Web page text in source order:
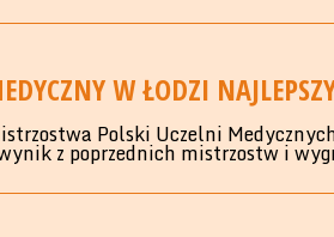
W ŁODZI
Polski Uczelni
z poprzednich mistrzostw i